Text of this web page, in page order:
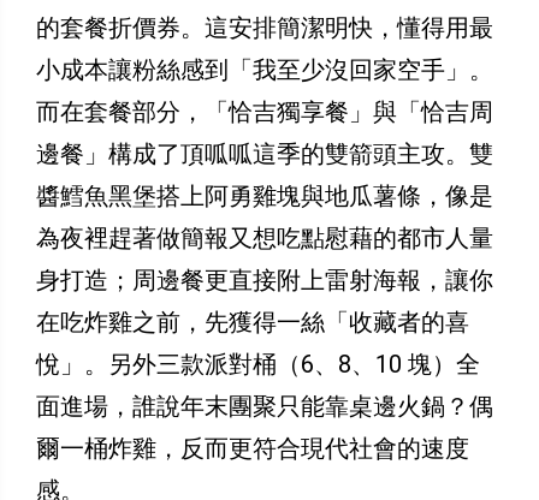
的套餐折價券。這安排簡潔明快，懂得用最
小成本讓粉絲感到「我至少沒回家空手」。
而在套餐部分，「恰吉獨享餐」與「恰吉周
邊餐」構成了頂呱呱這季的雙箭頭主攻。雙
醬鱈魚黑堡搭上阿勇雞塊與地瓜薯條，像是
為夜裡趕著做簡報又想吃點慰藉的都市人量
身打造；周邊餐更直接附上雷射海報，讓你
在吃炸雞之前，先獲得一絲「收藏者的喜
悅」。另外三款派對桶（6、8、10 塊）全
面進場，誰說年末團聚只能靠桌邊火鍋？偶
爾一桶炸雞，反而更符合現代社會的速度
感。